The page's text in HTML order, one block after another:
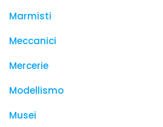
Marmisti
Meccanici
Mercerie
Modellismo
Musei